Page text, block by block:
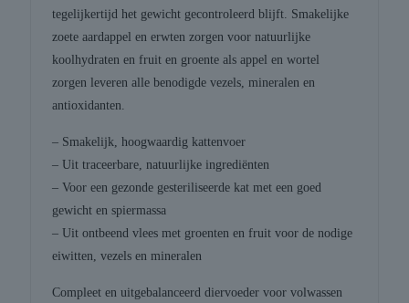
tegelijkertijd het gewicht gecontroleerd blijft. Smakelijke
zoete aardappel en erwten zorgen voor natuurlijke
koolhydraten en fruit en groente als appel en wortel
zorgen leveren alle benodigde vezels, mineralen en
antioxidanten.
– Smakelijk, hoogwaardig kattenvoer
– Uit traceerbare, natuurlijke ingrediënten
– Voor een gezonde gesteriliseerde kat met een goed
gewicht en spiermassa
– Uit ontbeend vlees met groenten en fruit voor de nodige
eiwitten, vezels en mineralen
Compleet en uitgebalanceerd diervoeder voor volwassen